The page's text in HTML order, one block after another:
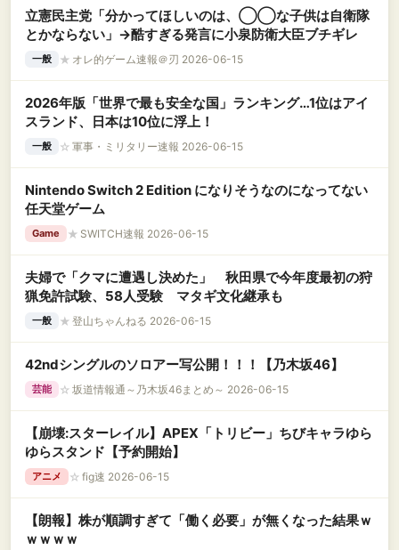
立憲民主党「分かってほしいのは、◯◯な子供は自衛隊
とかならない」→酷すぎる発言に小泉防衛大臣ブチギレ
一般 ★ オレ的ゲーム速報＠刃 2026-06-15
2026年版「世界で最も安全な国」ランキング…1位はアイ
スランド、日本は10位に浮上！
一般 ☆ 軍事・ミリタリー速報 2026-06-15
Nintendo Switch 2 Edition になりそうなのになってない
任天堂ゲーム
Game ★ SWITCH速報 2026-06-15
夫婦で「クマに遭遇し決めた」 秋田県で今年度最初の狩
猟免許試験、58人受験 マタギ文化継承も
一般 ★ 登山ちゃんねる 2026-06-15
42ndシングルのソロアー写公開！！！【乃木坂46】
芸能 ☆ 坂道情報通～乃木坂46まとめ～ 2026-06-15
【崩壊:スターレイル】APEX「トリビー」ちびキャラゆら
ゆらスタンド【予約開始】
アニメ ☆ fig速 2026-06-15
【朗報】株が順調すぎて「働く必要」が無くなった結果ｗ
ｗｗｗｗ